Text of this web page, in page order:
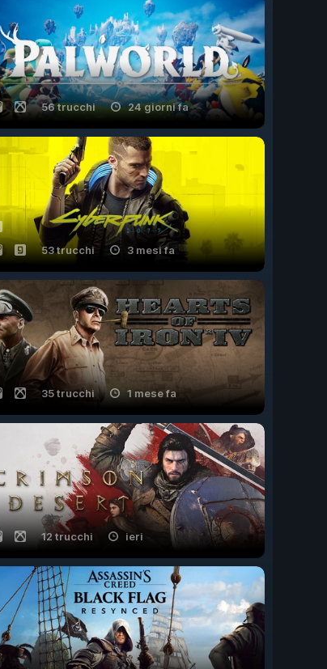
56 trucchi 24 giorni fa
53 trucchi 3 mesi fa
35 trucchi 1 mese fa
12 trucchi ieri